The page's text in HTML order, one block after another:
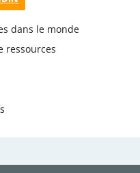
dans le monde
ressources